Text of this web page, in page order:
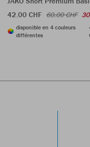
42.00 CHF 60.00 CHF
disponible en 4 couleurs
différentes